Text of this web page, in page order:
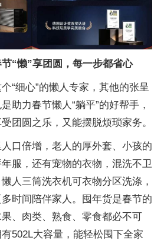
“懒”享团圆，每一步都省心
“细心”的懒人专家，其他的张呈
助力春节懒人“躺平”的好帮手，
团圆之乐，又能摆脱烦琐家务。
人口倍增，老人的厚外套、小孩的
服，还有宠物的衣物，混洗不卫
人三筒洗衣机可衣物分区洗涤，
时间陪伴家人。囤年货是春节的
、肉类、熟食、零食都必不可
502L大容量，能轻松囤下全家